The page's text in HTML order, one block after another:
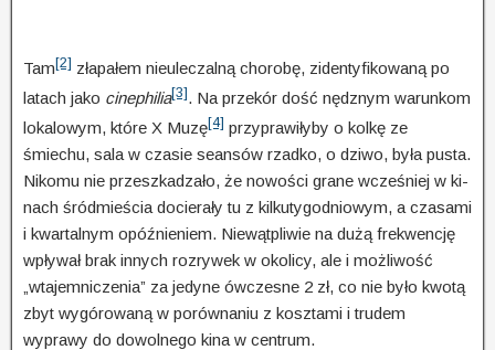
Tam[2] złapałem nieuleczalną chorobę, zidentyfikowaną po
latach jako cinephilia[3]. Na prze­kór dość nędznym warunkom
lokalowym, które X Muzę[4] przyprawiłyby o kolkę ze
śmiechu, sala w cza­sie seansów rzadko, o dziwo, była pusta.
Nikomu nie przeszkadzało, że nowości grane wcześniej w ki­
nach śródmieścia docierały tu z kilkutygodniowym, a czasami
i kwartalnym opóźnieniem. Niewątpli­wie na dużą frekwencję
wpływał brak innych rozrywek w okolicy, ale i możliwość
„wtajem­ni­cze­nia” za jedyne ówczesne 2 zł, co nie było kwotą
zbyt wygórowaną w porównaniu z kosz­tami i trudem
wyprawy do dowolnego kina w centrum.